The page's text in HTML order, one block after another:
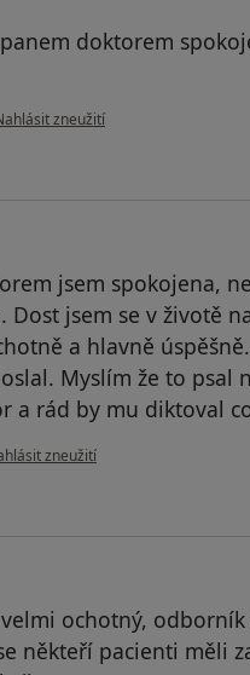
doktorem
názoru uživatele L
zneužití
jsem spokojena,
Dost jsem se v životě
a hlavně
Myslím že to psal
a rád by mu diktoval
názoru uživatele jarmila
zneužití
ochotný,
někteří pacienti měli